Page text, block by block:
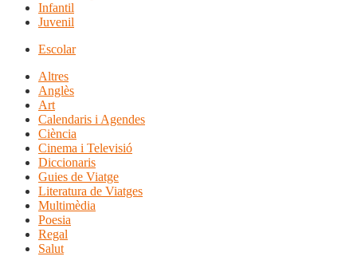
Infantil
Juvenil
Escolar
Altres
Anglès
Art
Calendaris i Agendes
Ciència
Cinema i Televisió
Diccionaris
Guies de Viatge
Literatura de Viatges
Multimèdia
Poesia
Regal
Salut